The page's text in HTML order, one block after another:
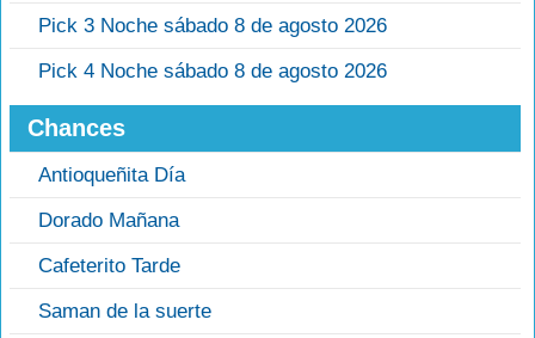
Pick 3 Noche sábado 8 de agosto 2026
Pick 4 Noche sábado 8 de agosto 2026
Chances
Antioqueñita Día
Dorado Mañana
Cafeterito Tarde
Saman de la suerte